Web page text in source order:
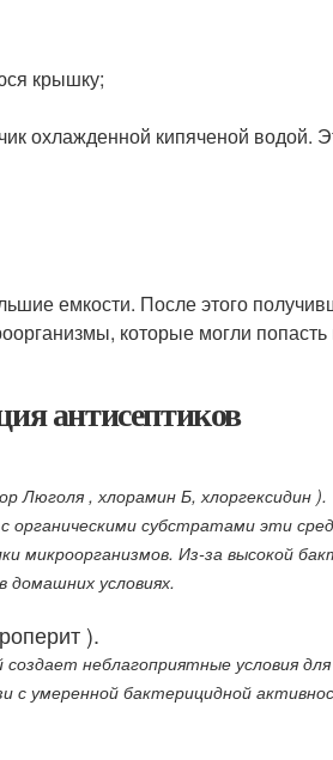
крышку;
охлажденной кипяченой водой.
емкости. После этого
которые могли попасть
антисептиков
Люголя , хлорамин Б, хлоргексидин ).
органическими субстратами эти
Из-за высокой
домашних условиях.
).
неблагоприятные условия
с умеренной бактерицидной